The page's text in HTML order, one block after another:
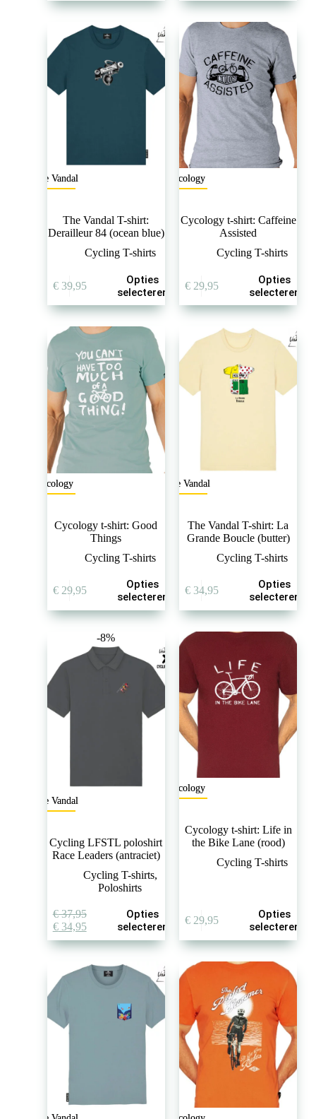
meerdere
optie
kan
worden
meerdere
variaties.
Deze
optie
kan
gekozen
worden
productpagina
The Vandal
The Vandal T-shirt:
Derailleur 84 (ocean blue)
Cycling T-shirts
€39,95
Opties
selecteren
product
meerdere
variaties.
Deze
optie
kan
gekozen
worden
productpagina
Cycology
Cycology t-shirt: Caffeine
Assisted
Cycling T-shirts
€29,95
Opties
selecteren
product
meerdere
optie
kan
worden
Cycology
Cycology t-shirt: Good
Things
Cycling T-shirts
€29,95
Opties
selecteren
product
meerdere
gekozen
The Vandal
The Vandal T-shirt: La
Grande Boucle (butter)
Cycling T-shirts
€34,95
Opties
selecteren
product
meerdere
variaties.
Deze
gekozen
worden
productpagina
-8%
The Vandal
Cycling LFSTL poloshirt
Race Leaders (antraciet)
Cycling T-shirts,
Poloshirts
€37,95
Oorspronkelijke
prijs
was:
€ 37,95.
€34,95Huidige
prijs
is:
€ 34,95.
Opties
selecteren
product
heeft
meerdere
optie
kan
worden
Cycology
Cycology t-shirt: Life in
the Bike Lane (rood)
Cycling T-shirts
€29,95
Opties
selecteren
product
meerdere
variaties.
Deze
gekozen
worden
productpagina